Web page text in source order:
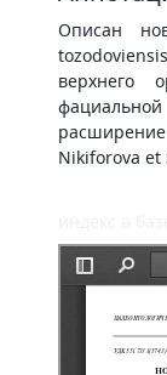
Описан
верхнего
Nikiforova et